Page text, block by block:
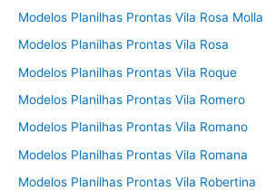
Modelos Planilhas Prontas Vila Rosa Molla
Modelos Planilhas Prontas Vila Rosa
Modelos Planilhas Prontas Vila Roque
Modelos Planilhas Prontas Vila Romero
Modelos Planilhas Prontas Vila Romano
Modelos Planilhas Prontas Vila Romana
Modelos Planilhas Prontas Vila Robertina